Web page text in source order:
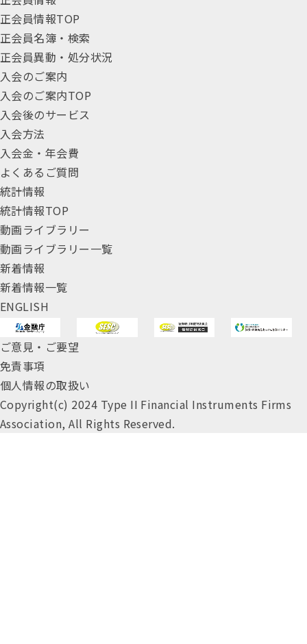
正会員情報TOP
正会員名簿・検索
正会員異動・処分状況
入会のご案内
入会のご案内TOP
入会後のサービス
入会方法
入会金・年会費
よくあるご質問
統計情報
統計情報TOP
動画ライブラリー
動画ライブラリー一覧
新着情報
新着情報一覧
ENGLISH
ご意見・ご要望
免責事項
個人情報の取扱い
Copyright(c) 2024 Type II Financial Instruments Firms
Association, All Rights Reserved.